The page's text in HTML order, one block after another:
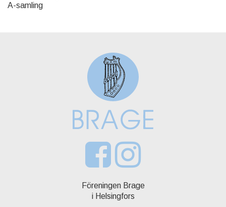
A-samling
Föreningen Brage
i Helsingfors